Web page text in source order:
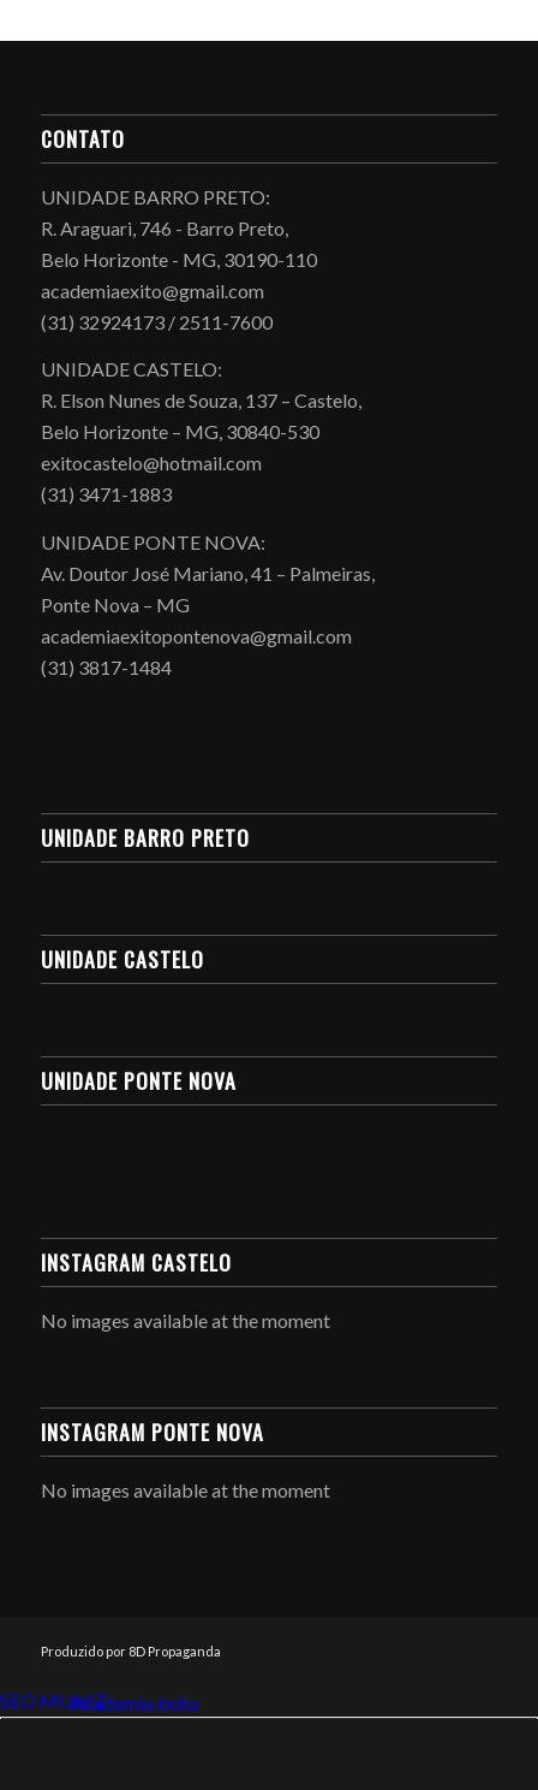
CONTATO
UNIDADE BARRO PRETO:
R. Araguari, 746 - Barro Preto,
Belo Horizonte - MG, 30190-110
academiaexito@gmail.com
(31) 32924173 / 2511-7600
UNIDADE CASTELO:
R. Elson Nunes de Souza, 137 – Castelo,
Belo Horizonte – MG, 30840-530
exitocastelo@hotmail.com
(31) 3471-1883
UNIDADE PONTE NOVA:
Av. Doutor José Mariano, 41 – Palmeiras,
Ponte Nova – MG
academiaexitopontenova@gmail.com
(31) 3817-1484
UNIDADE BARRO PRETO
UNIDADE CASTELO
UNIDADE PONTE NOVA
INSTAGRAM CASTELO
No images available at the moment
INSTAGRAM PONTE NOVA
No images available at the moment
Produzido por 8D Propaganda
SEO MUNIZ
Link112Academia êxito